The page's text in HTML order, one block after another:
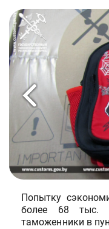
Попытку
более 68 тыс.
таможенники в